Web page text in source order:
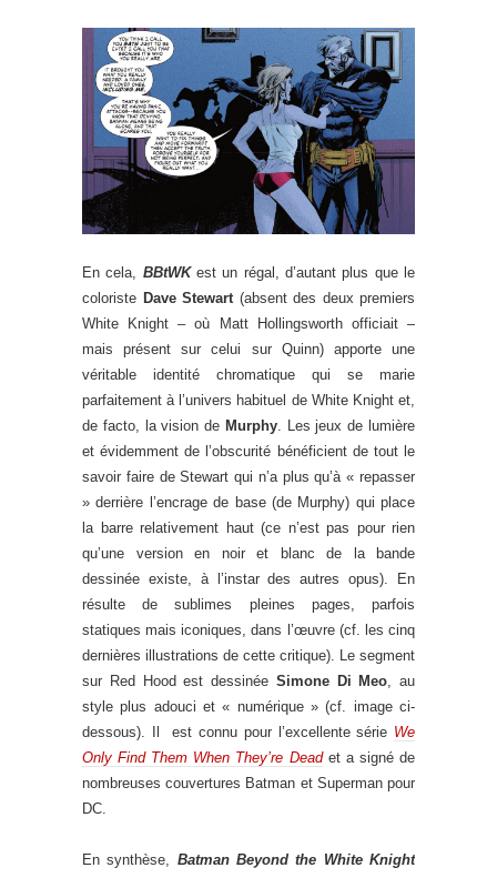
En cela, BBtWKest un régal, d’autant plus que le
coloriste Dave Stewart(absent des deux premiers
White Knight – où Matt Hollingsworth officiait –
mais présent sur celui sur Quinn) apporte une
véritable identité chromatique qui se marie
parfaitement à l’univers habituel de White Knight et,
de facto, la vision de Murphy. Les jeux de lumière
et évidemment de l’obscurité bénéficient de tout le
savoir faire de Stewart qui n’a plus qu’à « repasser
» derrière l’encrage de base (de Murphy) qui place
la barre relativement haut (ce n’est pas pour rien
qu’une version en noir et blanc de la bande
dessinée existe, à l’instar des autres opus). En
résulte de sublimes pleines pages, parfois
statiques mais iconiques, dans l’œuvre (cf. les cinq
dernières illustrations de cette critique). Le segment
sur Red Hood est dessinée Simone Di Meo, au
style plus adouci et « numérique » (cf. image ci-
dessous). Il est connu pour l’excellente série We
Only Find Them When They’re Deadet a signé de
nombreuses couvertures Batman et Superman pour
DC.
En synthèse, Batman Beyond the White Knight